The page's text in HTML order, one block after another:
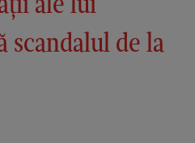
scandalul de la